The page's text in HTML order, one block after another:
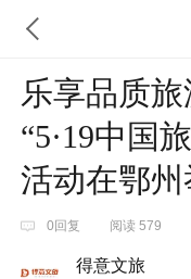
乐享品质
“5·19中国
活动在鄂
0回复 阅读 579
得意文旅